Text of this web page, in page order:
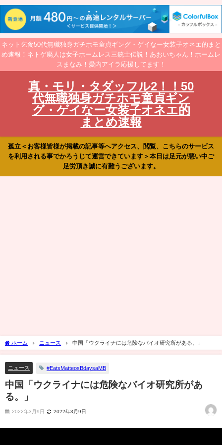
ネット乞食50代無職独身ガチホモ童貞ギング・ゲイなー女装子オネエ的まと
め速報！ネトゲ廃人は女子ホームレス三銃士伝説！あおいちゃん！ホームレ
スまなみ！愛内アイラ応援してます！
真・モリ・タダッフル2！！50
代無職独身ガチホモ童貞ギン
グ・ゲイなー女装子オネエ的
まとめ速報
孤立＜お客様皆様が掲載の記事等へアクセス、閲覧、こちらのサービス
を利用される事でかろうじて運営できています＞本日は足元が悪い中ご
足労頂き誠に有難うございます。
ホーム ニュース 中国「ウクライナには危険なバイオ研究所がある。」
ニュース #EatsMatteosBdaysaMB
中国「ウクライナには危険なバイオ研究所があ
る。」
2022年3月9日 2022年3月9日